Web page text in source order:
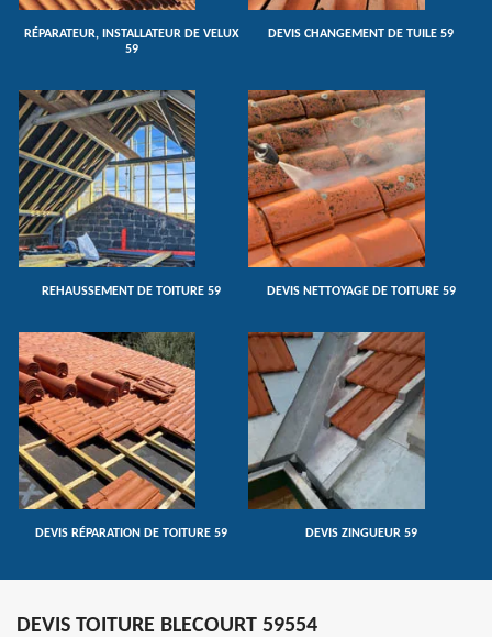
RÉPARATEUR, INSTALLATEUR DE VELUX
59
DEVIS CHANGEMENT DE TUILE 59
REHAUSSEMENT DE TOITURE 59 DEVIS NETTOYAGE DE TOITURE 59
DEVIS RÉPARATION DE TOITURE 59 DEVIS ZINGUEUR 59
DEVIS TOITURE BLECOURT 59554